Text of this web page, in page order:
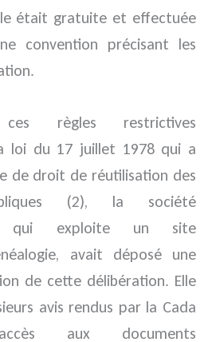
était gratuite et effectuée
convention précisant les
règles restrictives
loi du 17 juillet 1978 qui a
de droit de réutilisation des
(2), la société
qui exploite un site
avait déposé une
de cette délibération. Elle
avis rendus par la Cada
aux documents